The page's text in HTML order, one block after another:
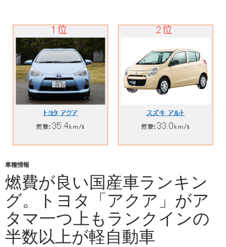
車種情報
燃費が良い国産車ランキン
グ。トヨタ「アクア」がア
タマ一つ上もランクインの
半数以上が軽自動車